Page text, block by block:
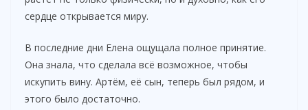
сердце открывается миру.
В последние дни Елена ощущала полное принятие.
Она знала, что сделала всё возможное, чтобы
искупить вину. Артём, её сын, теперь был рядом, и
этого было достаточно.